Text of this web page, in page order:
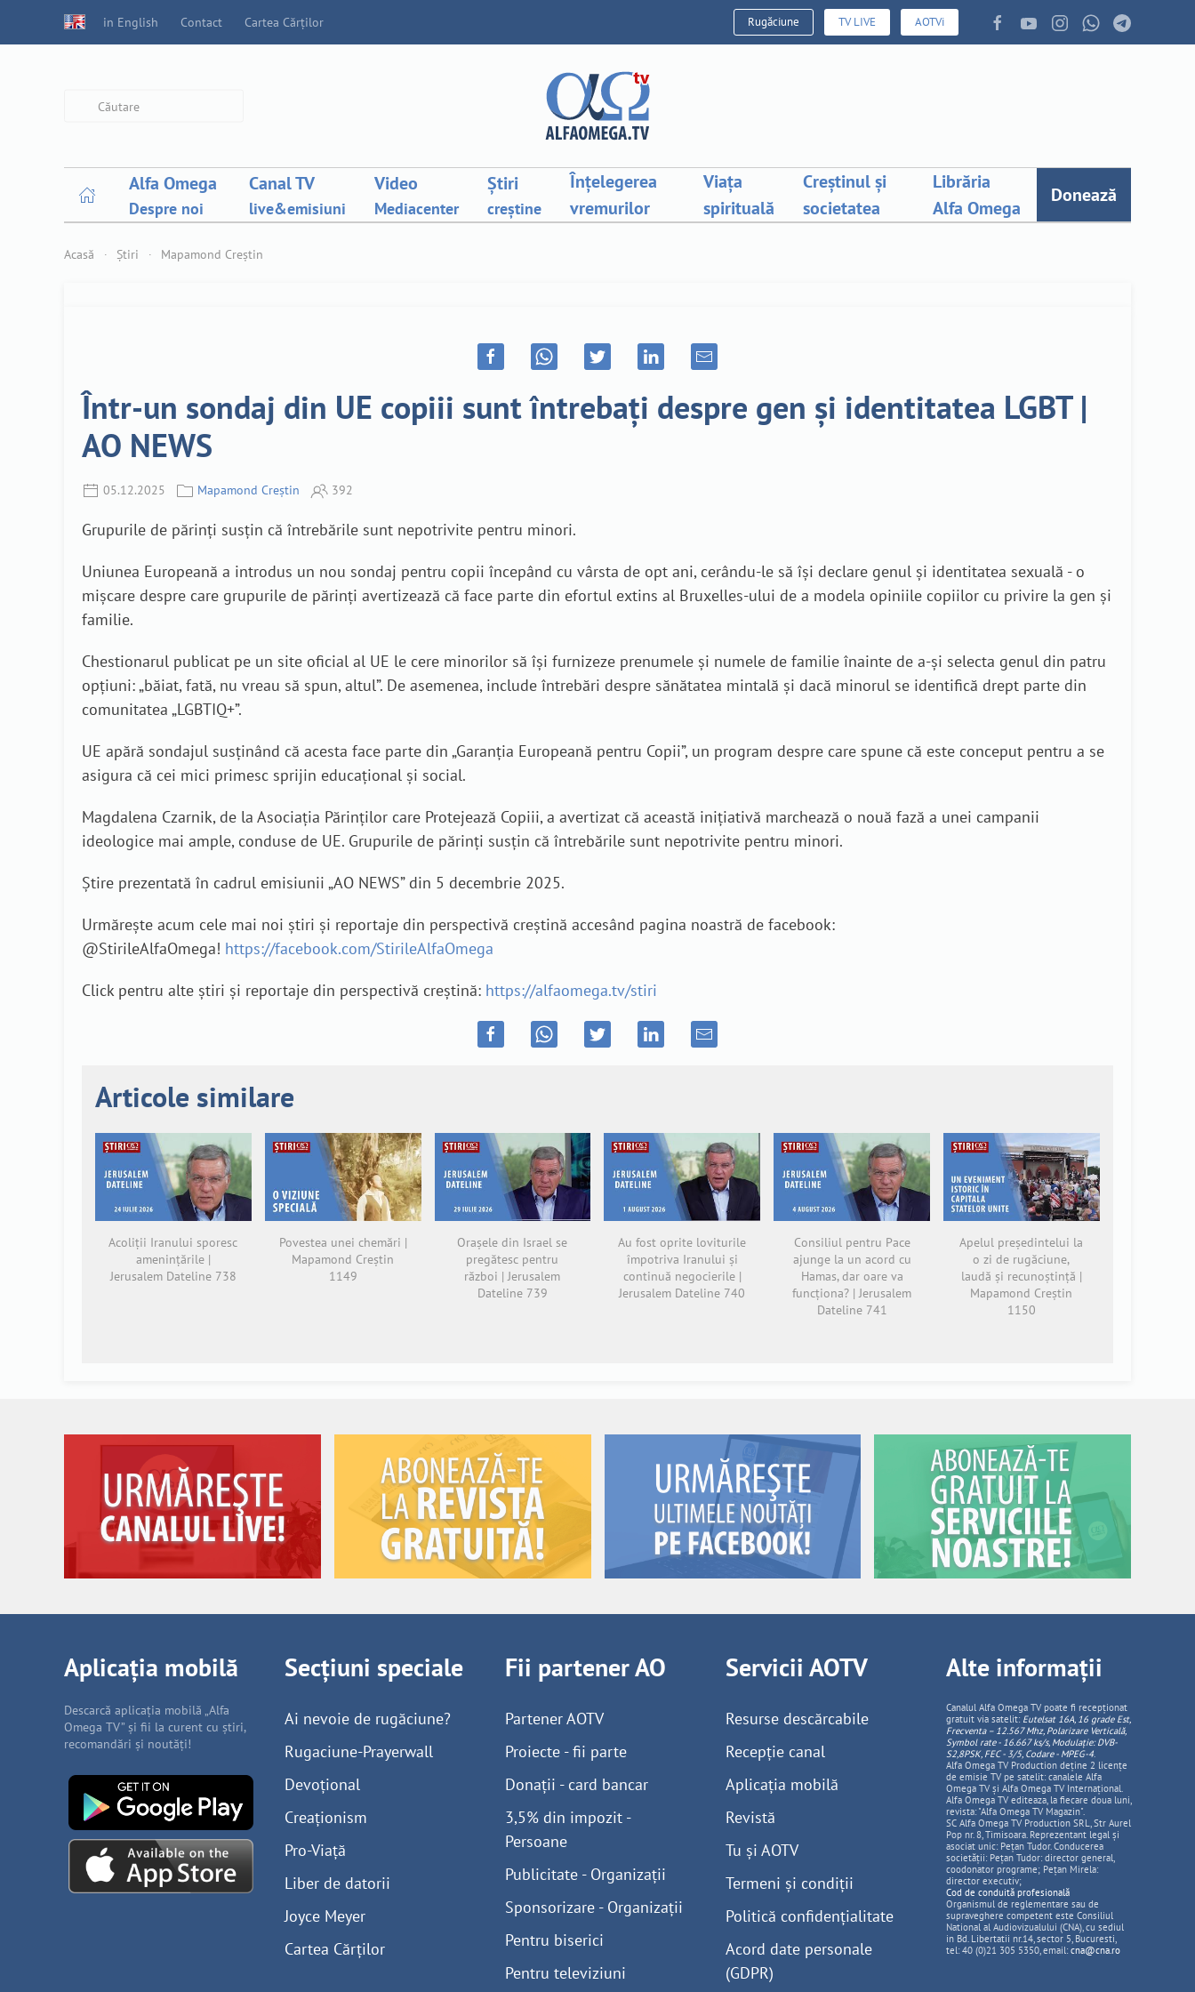
in English Contact Cartea Cărților Rugăciune TV LIVE AOTVi
Alfa Omega
Despre noi
Canal TV
live&emisiuni
Video
Mediacenter
Știri
creștine
Înțelegerea
vremurilor
Viața
spirituală
Creștinul și
societatea
Librăria
Alfa Omega
Donează
Acasă Știri Mapamond Creștin
Într-un sondaj din UE copiii sunt întrebați despre gen și identitatea LGBT |
AO NEWS
05.12.2025 Mapamond Creștin 392
Grupurile de părinți susțin că întrebările sunt nepotrivite pentru minori.
Uniunea Europeană a introdus un nou sondaj pentru copii începând cu vârsta de opt ani, cerându-le să își declare genul și identitatea sexuală - o
mișcare despre care grupurile de părinți avertizează că face parte din efortul extins al Bruxelles-ului de a modela opiniile copiilor cu privire la gen și
familie.
Chestionarul publicat pe un site oficial al UE le cere minorilor să își furnizeze prenumele și numele de familie înainte de a-și selecta genul din patru
opțiuni: „băiat, fată, nu vreau să spun, altul”. De asemenea, include întrebări despre sănătatea mintală și dacă minorul se identifică drept parte din
comunitatea „LGBTIQ+”.
UE apără sondajul susținând că acesta face parte din „Garanția Europeană pentru Copii”, un program despre care spune că este conceput pentru a se
asigura că cei mici primesc sprijin educațional și social.
Magdalena Czarnik, de la Asociația Părinților care Protejează Copiii, a avertizat că această inițiativă marchează o nouă fază a unei campanii
ideologice mai ample, conduse de UE. Grupurile de părinți susțin că întrebările sunt nepotrivite pentru minori.
Știre prezentată în cadrul emisiunii „AO NEWS” din 5 decembrie 2025.
Urmărește acum cele mai noi știri și reportaje din perspectivă creștină accesând pagina noastră de facebook:
@StirileAlfaOmega! https://facebook.com/StirileAlfaOmega
Click pentru alte știri și reportaje din perspectivă creștină: https://alfaomega.tv/stiri
Articole similare
Acoliții Iranului sporesc
amenințările |
Jerusalem Dateline 738
Povestea unei chemări |
Mapamond Creștin
1149
Orașele din Israel se
pregătesc pentru
război | Jerusalem
Dateline 739
Au fost oprite loviturile
împotriva Iranului și
continuă negocierile |
Jerusalem Dateline 740
Consiliul pentru Pace
ajunge la un acord cu
Hamas, dar oare va
funcționa? | Jerusalem
Dateline 741
Apelul președintelui la
o zi de rugăciune,
laudă și recunoștință |
Mapamond Creștin
1150
Aplicația mobilă
Descarcă aplicația mobilă „Alfa
Omega TV” și fii la curent cu știri,
recomandări și noutăți!
Secțiuni speciale
Ai nevoie de rugăciune?
Rugaciune-Prayerwall
Devoțional
Creaționism
Pro-Viață
Liber de datorii
Joyce Meyer
Cartea Cărților
Fii partener AO
Partener AOTV
Proiecte - fii parte
Donații - card bancar
3,5% din impozit -
Persoane
Publicitate - Organizații
Sponsorizare - Organizații
Pentru biserici
Pentru televiziuni
Servicii AOTV
Resurse descărcabile
Recepție canal
Aplicația mobilă
Revistă
Tu și AOTV
Termeni și condiții
Politică confidențialitate
Acord date personale
(GDPR)
Alte informații
Canalul Alfa Omega TV poate fi recepționat
gratuit via satelit: Eutelsat 16A, 16 grade Est,
Frecventa – 12.567 Mhz, PolarizareVerticală,
Symbol rate - 16.667 ks/s, Modulație: DVB-
S2,8PSK, FEC - 3/5, Codare - MPEG-4.
Alfa Omega TV Production deține 2 licențe
de emisie TV pe satelit: canalele Alfa
Omega TV și Alfa Omega TV Internațional.
Alfa Omega TV editeaza, la fiecare doua luni,
revista: "Alfa Omega TV Magazin".
SC Alfa Omega TV Production SRL, Str Aurel
Pop nr. 8, Timisoara. Reprezentant legal și
asociat unic: Pețan Tudor. Conducerea
societății: Pețan Tudor: director general,
coodonator programe; Pețan Mirela:
director executiv;
Cod de conduită profesională
Organismul de reglementare sau de
supraveghere competent este Consiliul
National al Audiovizualului (CNA), cu sediul
in Bd. Libertatii nr.14, sector 5, Bucuresti,
tel: 40 (0)21 305 5350, email: cna@cna.ro